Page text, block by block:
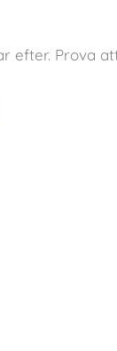
efter. Prova